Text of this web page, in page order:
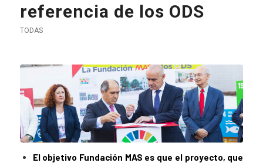
referencia de los ODS
TODAS
El objetivo Fundación MAS es que el proyecto, que